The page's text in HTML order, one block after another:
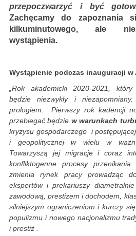
przepoczwarzyć i być
Zachęcamy do zapoznania
kilkuminutowego, ale
wystąpienia.
Wystąpienie podczas inauguracji w
„Rok akademicki 2020-2021, który
będzie niezwykły i
prologiem. Pierwszy rok kadencji
przebiegać będzie w warunkach
kryzysu gospodarczego i
i geopolitycznej w wielu w
Towarzyszą jej migracje i coraz
konfliktogenne procesy
zmienia rynek pracy prowadząc
ekspertów i prekariuszy
zawodową, prestiżem i dochodem,
silniejszym ograniczeniom i kurczy
populizmu i nowego nacjonalizmu
i prestiż .